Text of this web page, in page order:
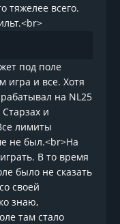
тяжелее всего.
под поле
игра и все. Хотя
на NL25
и
лимиты
не был.<br>На
В то время
было не сказать
своей
знаю,
там стало